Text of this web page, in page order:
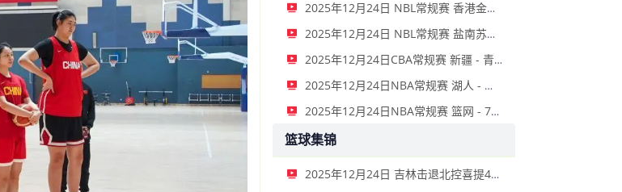
2025年12月24日 NBL常规赛 香港金牛 VS 上海玄鸟 全场录像
2025年12月24日 NBL常规赛 盐南苏科雄狮 VS 江西鲸裕清酒 全场录像
2025年12月24日CBA常规赛 新疆 - 青岛 全场录像
2025年12月24日NBA常规赛 湖人 - 太阳 全场录像
2025年12月24日NBA常规赛 篮网 - 76人 全场录像
篮球集锦
2025年12月24日 吉林击退北控喜提4连胜 栾利程22分 姜伟泽9+6+9 廖三宁14+9